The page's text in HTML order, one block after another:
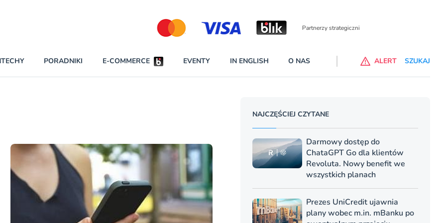
PRAWO
RAPORTY SPECJALNE
W najniższych planach – Standard i Plus – z usługi będzie można korzsytać za
darmo przez trzy miesiące
Czytaj więcej
PORADNIKI E-COMMERCE EVENTY IN ENGLISH O NAS ALERT SZUKAJ
NAJCZĘŚCIEJ CZYTANE
Darmowy dostęp do
ChataGPT Go dla klientów
Revoluta. Nowy benefit we
wszystkich planach
Prezes UniCredit ujawnia
plany wobec m.in. mBanku po